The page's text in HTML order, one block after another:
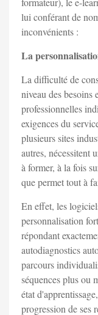
lui conférant de
inconvénients :
La
La difficulté de
niveau des besoins
professionnelles
exigences du
plusieurs sites
autres, nécessitent
à former, à la fois
que permet tout à
En effet, les
personnalisation
répondant
autodiagnostics
parcours
séquences plus ou
état
progression de ses